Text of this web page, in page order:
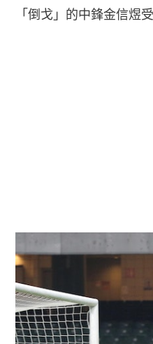
「倒戈」的中鋒金信煜